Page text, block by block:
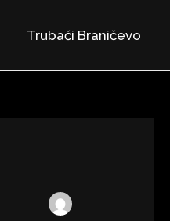
Trubači Braničevo